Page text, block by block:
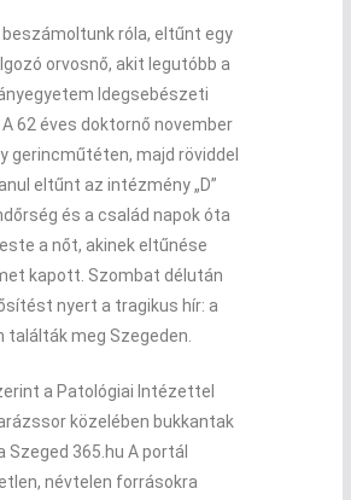
beszámoltunk róla, eltűnt egy
orvosnő, akit legutóbb a
Idegsebészeti
62 éves doktornő november
gerincműtéten, majd röviddel
eltűnt az intézmény „D”
és a család napok óta
a nőt, akinek eltűnése
kapott. Szombat délután
nyert a tragikus hír: a
meg Szegeden.
a Patológiai Intézettel
közelében bukkantak
Szeged 365.hu A portál
névtelen forrásokra